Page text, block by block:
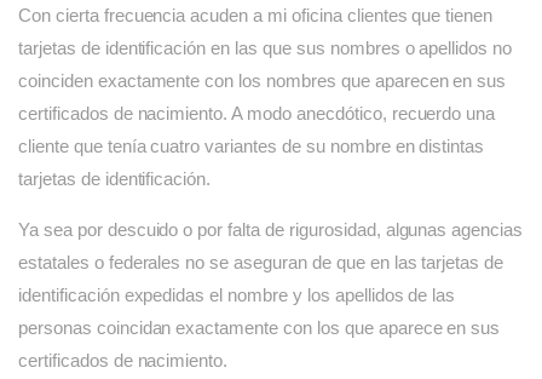
Con cierta frecuencia acuden a mi oficina clientes que tienen
tarjetas de identificación en las que sus nombres o apellidos no
coinciden exactamente con los nombres que aparecen en sus
certificados de nacimiento. A modo anecdótico, recuerdo una
cliente que tenía cuatro variantes de su nombre en distintas
tarjetas de identificación.
Ya sea por descuido o por falta de rigurosidad, algunas agencias
estatales o federales no se aseguran de que en las tarjetas de
identificación expedidas el nombre y los apellidos de las
personas coincidan exactamente con los que aparece en sus
certificados de nacimiento.